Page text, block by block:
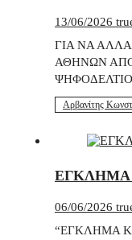
13/06/2026
ΓΙΑ ΝΑ
ΑΘΗΝΩΝ
Αρβανίτης
ΕΓΚΛΗΜΑ
06/06/2026
“ΕΓΚΛΗΜΑ